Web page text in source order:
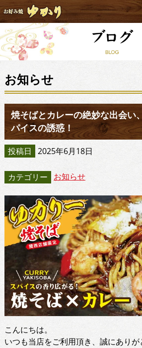
お知らせ
焼そばとカレーの絶妙な出会い
パイスの誘惑！
投稿日 2025年6月18日
カテゴリー お知らせ
こんにちは。
いつも当店をご利用頂き、誠にありが